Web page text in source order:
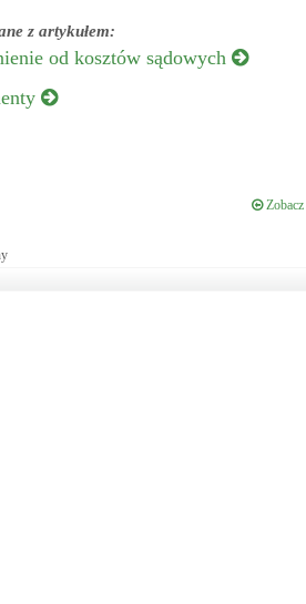
z artykułem:
od kosztów sądowych
Zobacz